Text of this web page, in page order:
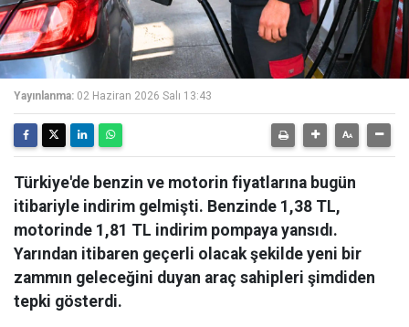
Yayınlanma: 02 Haziran 2026 Salı 13:43
Türkiye'de benzin ve motorin fiyatlarına bugün
itibariyle indirim gelmişti. Benzinde 1,38 TL,
motorinde 1,81 TL indirim pompaya yansıdı.
Yarından itibaren geçerli olacak şekilde yeni bir
zammın geleceğini duyan araç sahipleri şimdiden
tepki gösterdi.